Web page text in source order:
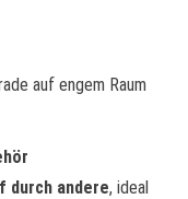
auf engem Raum
durch andere, ideal